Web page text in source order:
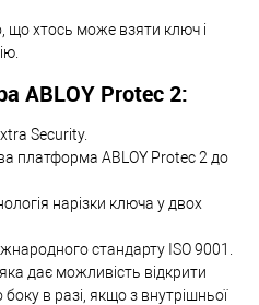
що хтось може взяти ключ і
ABLOY Protec 2:
Security.
платформа ABLOY Protec 2 до
нарізки ключа у двох
стандарту ISO 9001.
дає можливість відкрити
боку в разі, якщо з внутрішньої